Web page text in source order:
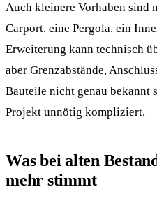
Auch kleinere Vorhaben sind
Carport, eine Pergola, ein
Erweiterung kann technisch
aber Grenzabstände,
Bauteile nicht genau bekannt
Projekt unnötig kompliziert.
Was bei alten
mehr stimmt